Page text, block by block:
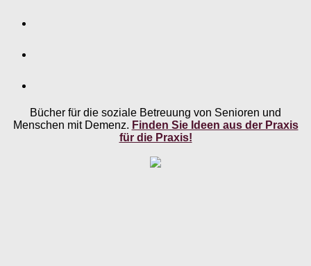
Bücher für die soziale Betreuung von Senioren und
Menschen mit Demenz. Finden Sie Ideen aus der Praxis
für die Praxis!